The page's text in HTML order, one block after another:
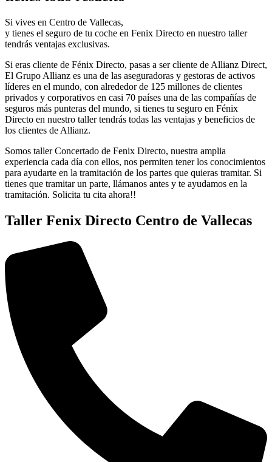
Si vives en Centro de Vallecas,
y tienes el seguro de tu coche en Fenix Directo en nuestro taller
tendrás ventajas exclusivas.
Si eras cliente de Fénix Directo, pasas a ser cliente de Allianz Direct,
El Grupo Allianz es una de las aseguradoras y gestoras de activos
líderes en el mundo, con alrededor de 125 millones de clientes
privados y corporativos en casi 70 países una de las compañías de
seguros más punteras del mundo, si tienes tu seguro en Fénix
Directo en nuestro taller tendrás todas las ventajas y beneficios de
los clientes de Allianz.
Somos taller Concertado de Fenix Directo, nuestra amplia
experiencia cada día con ellos, nos permiten tener los conocimientos
para ayudarte en la tramitación de los partes que quieras tramitar. Si
tienes que tramitar un parte, llámanos antes y te ayudamos en la
tramitación. Solicita tu cita ahora!!
Taller Fenix Directo Centro de Vallecas